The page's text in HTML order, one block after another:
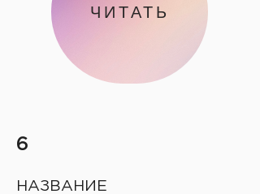
ЧИТАТЬ
6
НАЗВАНИЕ